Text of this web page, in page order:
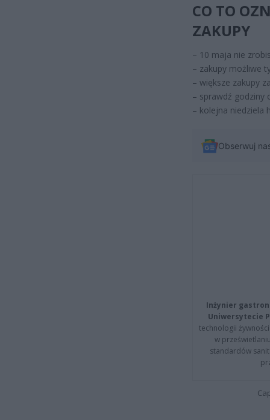
CO TO
ZAKUPY
– 10 maja nie
– zakupy możliwe
– większe zakupy
– sprawdź godziny
– kolejna niedziela
Obserwuj
Inżynier
Uniwersytecie
technologii
w
standardów